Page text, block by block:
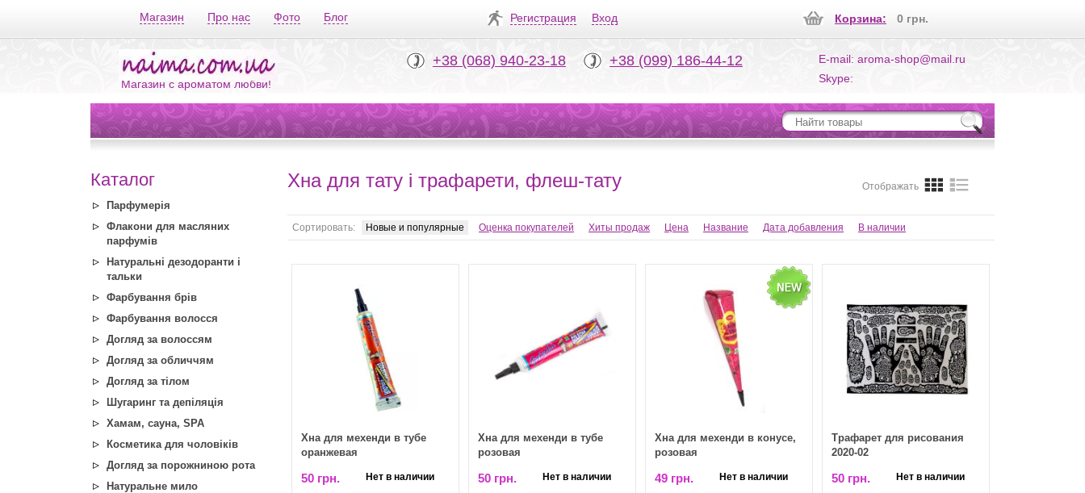
Магазин Про нас Фото Блог Регистрация Вход Корзина: 0 грн.
Магазин с ароматом любви!
+38 (068) 940-23-18 +38 (099) 186-44-12
E-mail: aroma-shop@mail.ru
Skype:
Каталог
Парфумерія
Флакони для масляних
парфумів
Натуральні дезодоранти і
тальки
Фарбування брів
Фарбування волосся
Догляд за волоссям
Догляд за обличчям
Догляд за тілом
Шугаринг та депіляція
Хамам, сауна, SPA
Косметика для чоловіків
Догляд за порожниною рота
Натуральне мило
Хна для тату і трафарети, флеш-тату Отображать
Сортировать: Новые и популярные Оценка покупателей Хиты продаж Цена Название Дата добавления В наличии
Хна для мехенди в тубе
оранжевая
50 грн. Нет в наличии
Хна для мехенди в тубе
розовая
50 грн. Нет в наличии
Хна для мехенди в конусе,
розовая
49 грн. Нет в наличии
Трафарет для рисования
2020-02
50 грн. Нет в наличии